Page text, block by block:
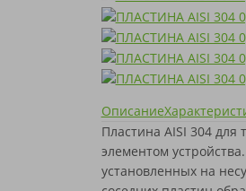
КОРРОЗИИ
Описание
Пластина AISI 304
элементом
установленных на